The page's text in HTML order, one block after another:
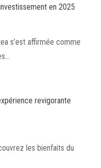
en 2025
s’est affirmée comme
revigorante
les bienfaits du